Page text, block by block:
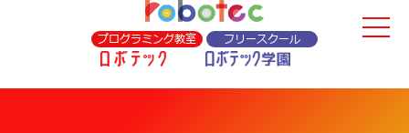
プログラミング教室 フリースクール